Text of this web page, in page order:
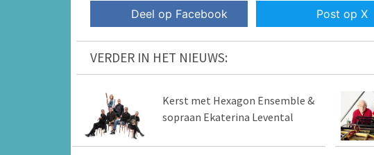
Deel op Facebook Post op X
VERDER IN HET NIEUWS:
Kerst met Hexagon Ensemble &
sopraan Ekaterina Levental